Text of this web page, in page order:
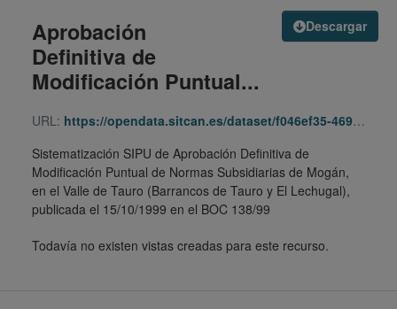
Descargar
Aprobación
Definitiva de
Modificación Puntual...
URL: https://opendata.sitcan.es/dataset/f046ef35-4699-4251-b8c2-8310dc1f66f9/resource/dff00798-f354-45d7-8924-f72ae5e856ef/download/96a30aa1-94ec-387f-82ad-c9b1ff730cce.zip
Sistematización SIPU de Aprobación Definitiva de
Modificación Puntual de Normas Subsidiarias de Mogán,
en el Valle de Tauro (Barrancos de Tauro y El Lechugal),
publicada el 15/10/1999 en el BOC 138/99
Todavía no existen vistas creadas para este recurso.